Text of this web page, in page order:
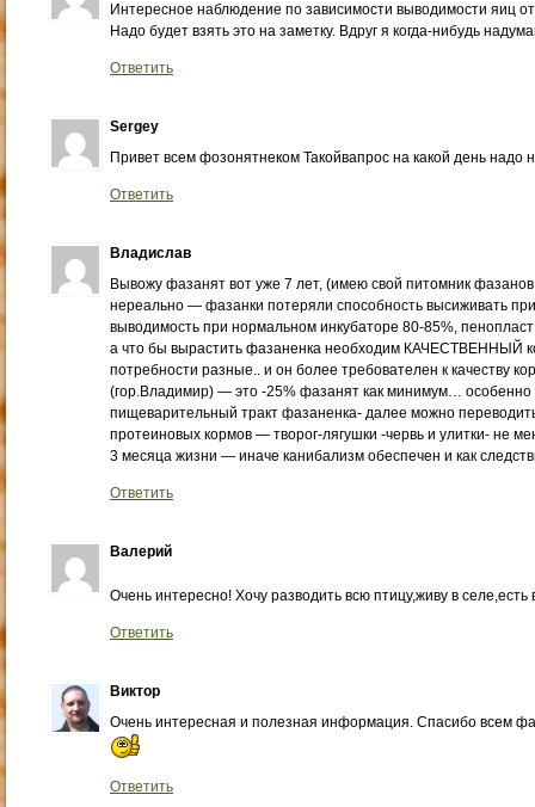
Интересное наблюдение по зависимости выводимости яиц от
Надо будет взять это на заметку. Вдруг я когда-нибудь
Ответить
Sergey
Привет всем фозонятнеком Такойвапрос на какой день надо
Ответить
Владислав
Вывожу фазанят вот уже 7 лет, (имею свой питомник фазанов
нереально — фазанки потеряли способность высиживать
выводимость при нормальном инкубаторе 80-85%,
а что бы вырастить фазаненка необходим КАЧЕСТВЕННЫЙ
потребности разные.. и он более требователен к качеству
(гор.Владимир) — это -25% фазанят как минимум…
пищеварительный тракт фазаненка- далее можно
протеиновых кормов — творог-лягушки -червь и улитки- не
3 месяца жизни — иначе канибализм обеспечен и как
Ответить
Валерий
Очень интересно! Хочу разводить всю птицу,живу в
Ответить
Виктор
Очень интересная и полезная информация. Спасибо всем
Ответить